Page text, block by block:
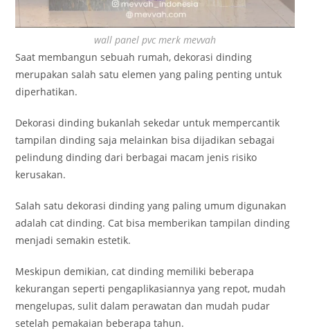
wall panel pvc merk mevvah
Saat membangun sebuah rumah, dekorasi dinding
merupakan salah satu elemen yang paling penting untuk
diperhatikan.
Dekorasi dinding bukanlah sekedar untuk mempercantik
tampilan dinding saja melainkan bisa dijadikan sebagai
pelindung dinding dari berbagai macam jenis risiko
kerusakan.
Salah satu dekorasi dinding yang paling umum digunakan
adalah cat dinding. Cat bisa memberikan tampilan dinding
menjadi semakin estetik.
Meskipun demikian, cat dinding memiliki beberapa
kekurangan seperti pengaplikasiannya yang repot, mudah
mengelupas, sulit dalam perawatan dan mudah pudar
setelah pemakaian beberapa tahun.